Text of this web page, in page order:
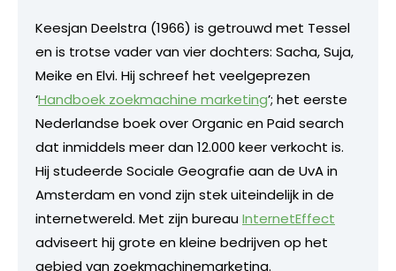
Keesjan Deelstra (1966) is getrouwd met Tessel
en is trotse vader van vier dochters: Sacha, Suja,
Meike en Elvi. Hij schreef het veelgeprezen
‘Handboek zoekmachine marketing’; het eerste
Nederlandse boek over Organic en Paid search
dat inmiddels meer dan 12.000 keer verkocht is.
Hij studeerde Sociale Geografie aan de UvA in
Amsterdam en vond zijn stek uiteindelijk in de
internetwereld. Met zijn bureauInternetEffect
adviseert hij grote en kleine bedrijven op het
gebied van zoekmachinemarketing.